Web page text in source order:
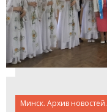
Минск. Архив новостей.